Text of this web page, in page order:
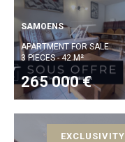
SAMOENS
APARTMENT FOR SALE
3 PIECES - 42 M²
265 000 €
EXCLUSIVITY